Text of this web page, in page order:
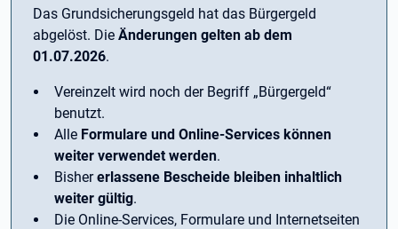
Das Grundsicherungsgeld hat das Bürgergeld
abgelöst. Die Änderungen gelten ab dem
01.07.2026.
Vereinzelt wird noch der Begriff ­„Bürgergeld“
benutzt.
Alle Formulare und Online-Services können
weiter verwendet werden.
Bishererlassene Bescheide bleiben inhaltlich
weiter gültig.
Die Online-Services, Formulare und Internetseiten